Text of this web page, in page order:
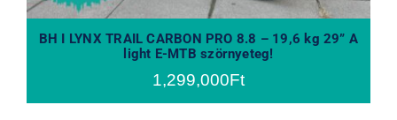
BH I LYNX TRAIL CARBON PRO 8.8 – 19,6 kg 29” A
light E-MTB szörnyeteg!
1,299,000Ft